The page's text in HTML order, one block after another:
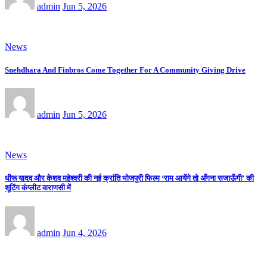
admin Jun 5, 2026
News
Snehdhara And Finbros Come Together For A Community Giving Drive
admin Jun 5, 2026
News
धीरू यादव और केशव महेश्वरी की नई क्रांति भोजपुरी फिल्म ‘राम आयेंगे तो अँगना सजाऊँगी’ की
शूटिंग कंप्लीट वाराणसी में
admin Jun 4, 2026